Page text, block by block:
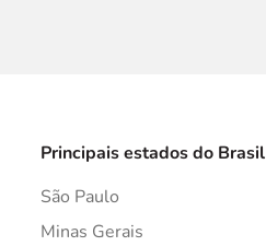
Principais estados do Brasil
São Paulo
Minas Gerais